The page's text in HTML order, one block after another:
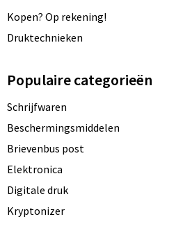
Kopen? Op rekening!
Druktechnieken
Populaire categorieën
Schrijfwaren
Beschermingsmiddelen
Brievenbus post
Elektronica
Digitale druk
Kryptonizer